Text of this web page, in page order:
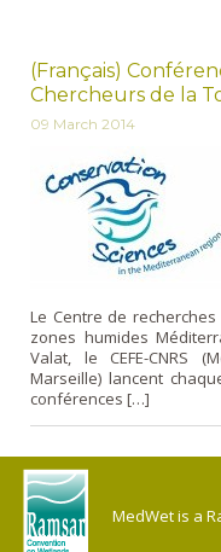
(Français)
Chercheurs de la
09 March 2014
Le Centre de
zones humides
Valat, le CEFE-CNRS
Marseille) lancent
conférences […]
MedWet is a